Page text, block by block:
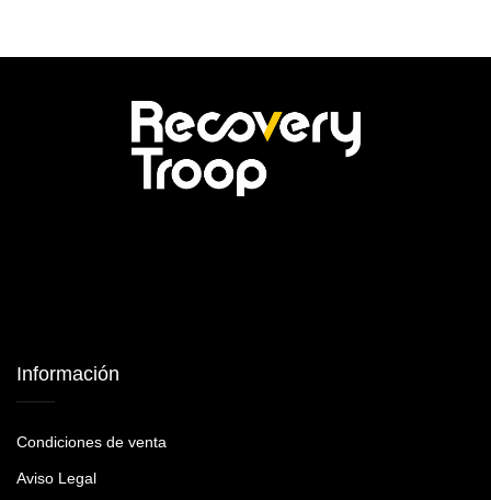
Información
Condiciones de venta
Aviso Legal